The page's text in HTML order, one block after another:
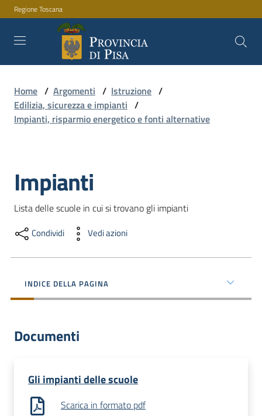
Vai al contenuto
Vai alla navigazione
Vai al footer
Regione Toscana
Amministrazione
Novità
Documenti
e
Menu selezionato
Seguici
Home / Argomenti / Istruzione /
Edilizia, sicurezza e impianti /
Impianti, risparmio energetico e fonti alternative
Salta al contenuto
Impianti
Lista delle scuole in cui si trovano gli impianti
Condividi Vedi azioni
INDICE DELLA PAGINA
Documenti
Gli impianti delle scuole
Scarica in formato pdf